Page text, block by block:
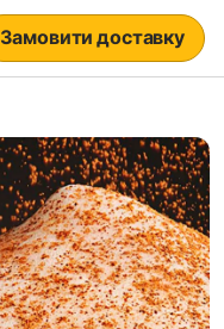
Замовити доставку